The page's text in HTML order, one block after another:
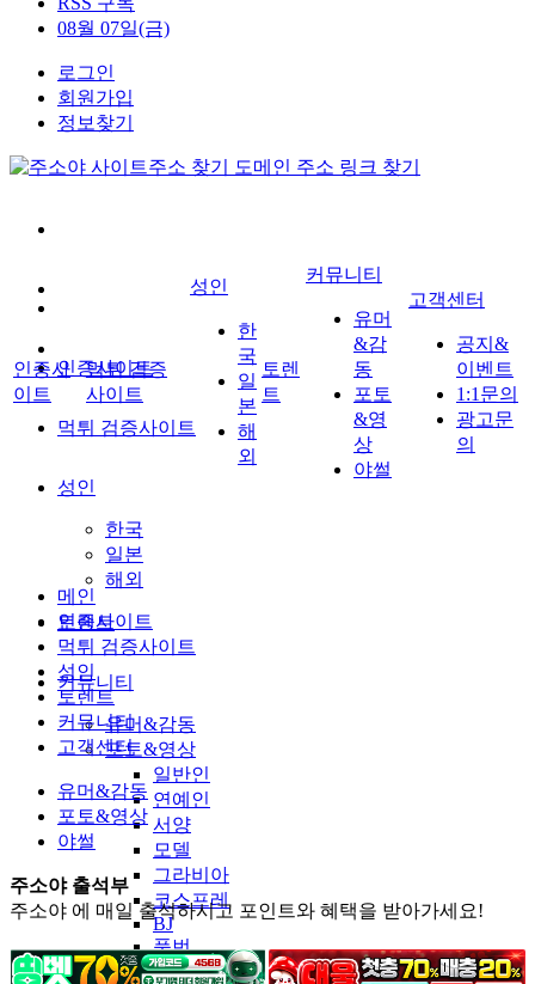
08월 07일(금)
로그인
회원가입
정보찾기
인증사이트
먹튀 검증사이트
성인
한국
일본
해외
토렌트
커뮤니티
유머&감동
포토&영상
일반인
연예인
서양
모델
그라비아
코스프레
BJ
품번
후방주의
인증사
이트
먹튀 검증
사이트
성인
한
국
일
본
해
외
토렌
트
커뮤니티
유머
&감
동
포토
&영
상
야썰
고객센터
공지&
이벤트
1:1문의
광고문
의
메인
인증사이트
먹튀 검증사이트
성인
토렌트
커뮤니티
고객센터
유머&감동
포토&영상
야썰
주소야 출석부
주소야 에 매일 출석하시고 포인트와 혜택을 받아가세요!